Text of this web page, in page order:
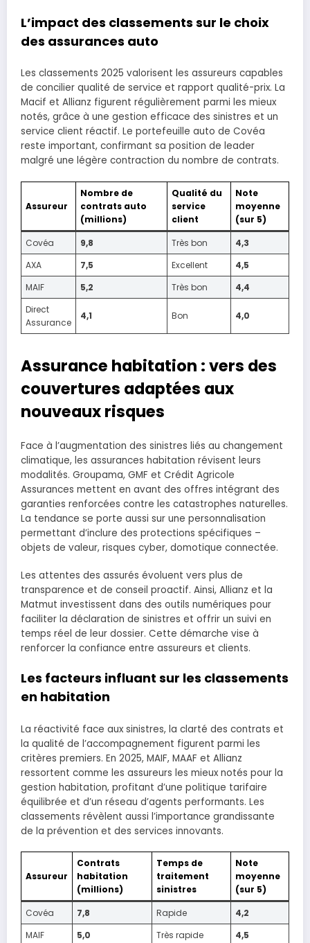
L’impact des classements sur le choix
des assurances auto
Les classements 2025 valorisent les assureurs capables
de concilier qualité de service et rapport qualité-prix. La
Macif et Allianz figurent régulièrement parmi les mieux
notés, grâce à une gestion efficace des sinistres et un
service client réactif. Le portefeuille auto de Covéa
reste important, confirmant sa position de leader
malgré une légère contraction du nombre de contrats.
Assureur
Nombre de
contrats auto
(millions)
Qualité du
service
client
Note
moyenne
(sur 5)
Covéa
9,8 Très bon
4,3
AXA
7,5 Excellent
4,5
MAIF
5,2 Très bon
4,4
Direct
Assurance
4,1 Bon 4,0
Assurance habitation : vers des
couvertures adaptées aux
nouveaux risques
Face à l’augmentation des sinistres liés au changement
climatique, les assurances habitation révisent leurs
modalités. Groupama, GMF et Crédit Agricole
Assurances mettent en avant des offres intégrant des
garanties renforcées contre les catastrophes naturelles.
La tendance se porte aussi sur une personnalisation
permettant d’inclure des protections spécifiques –
objets de valeur, risques cyber, domotique connectée.
Les attentes des assurés évoluent vers plus de
transparence et de conseil proactif. Ainsi, Allianz et la
Matmut investissent dans des outils numériques pour
faciliter la déclaration de sinistres et offrir un suivi en
temps réel de leur dossier. Cette démarche vise à
renforcer la confiance entre assureurs et clients.
Les facteurs influant sur les classements
en habitation
La réactivité face aux sinistres, la clarté des contrats et
la qualité de l’accompagnement figurent parmi les
critères premiers. En 2025, MAIF, MAAF et Allianz
ressortent comme les assureurs les mieux notés pour la
gestion habitation, profitant d’une politique tarifaire
équilibrée et d’un réseau d’agents performants. Les
classements révèlent aussi l’importance grandissante
de la prévention et des services innovants.
Assureur
Contrats
habitation
(millions)
Temps de
traitement
sinistres
Note
moyenne
(sur 5)
Covéa
7,8 Rapide
4,2
MAIF
5,0 Très rapide 4,5